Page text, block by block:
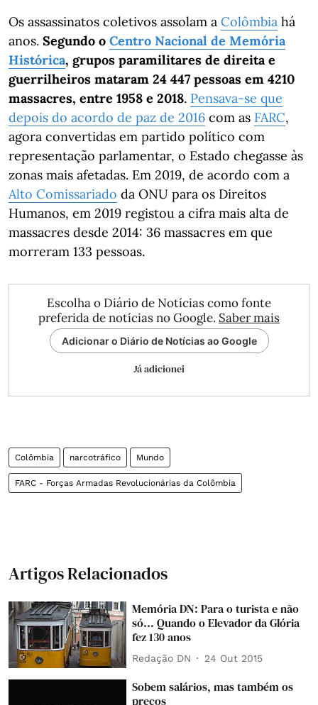
Os assassinatos coletivos assolam a Colômbia há
anos. Segundo o Centro Nacional de Memória
Histórica, grupos paramilitares de direita e
guerrilheiros mataram 24 447 pessoas em 4210
massacres, entre 1958 e 2018. Pensava-se que
depois do acordo de paz de 2016 com as FARC,
agora convertidas em partido político com
representação parlamentar, o Estado chegasse às
zonas mais afetadas. Em 2019, de acordo com a
Alto Comissariado da ONU para os Direitos
Humanos, em 2019 registou a cifra mais alta de
massacres desde 2014: 36 massacres em que
morreram 133 pessoas.
Escolha o Diário de Notícias como fonte
preferida de notícias no Google. Saber mais
Adicionar o Diário de Notícias ao Google
Já adicionei
Colômbia narcotráfico Mundo
FARC - Forças Armadas Revolucionárias da Colômbia
Artigos Relacionados
Memória DN: Para o turista e não
só... Quando o Elevador da Glória
fez 130 anos
Redação DN 24 Out 2015
Sobem salários, mas também os
preços